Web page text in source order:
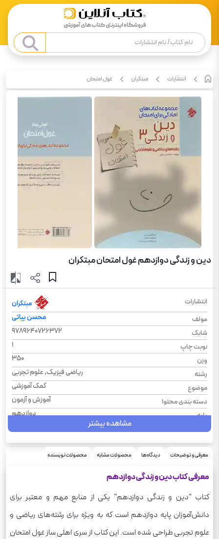
انتشارات مبتکران غول امتحان
دین و زندگی دوازدهم غول امتحان مبتکران
انتشارات
مبتکران
مولف
محسن بیاتی
شابک
9789640726372
نوبت چاپ
1
وزن
350
رشته
ریاضی فیزیک, علوم تجربی
موضوع
کمک آموزشی
دسته بندی محتوا
آموزش و آزمون
پایه
دوازدهم
قطع
رحلی
نوع جلد
سال چاپ
تعداد صفحه
سری چاپ
اهلی ساز غول امتحان
مشاهده بیشتر
معرفی و توضیحات دیدگاه‌ها محصولات مشابه محصولات نویسنده
معرفی کتاب دین و زندگی دوازدهم
کتاب "دین و زندگی دوازدهم" یکی از منابع مهم و معتبر برای
دانش‌آموزان پایه دوازدهم است که به ویژه برای رشته‌های ریاضی و
علوم تجربی طراحی شده است. این کتاب از سری اهلی ساز غول امتحان